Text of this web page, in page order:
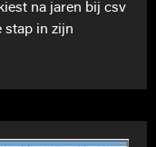
na jaren bij csv
stap in zijn